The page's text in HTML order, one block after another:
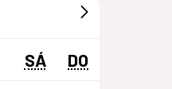
SÁ DO